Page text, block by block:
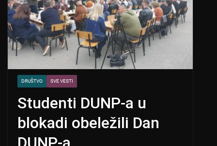
DRUŠTVO SVE VESTI
Studenti DUNP-a u
blokadi obeležili Dan